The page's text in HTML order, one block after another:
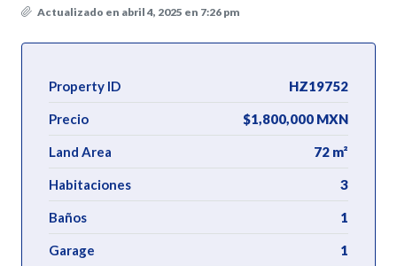
Actualizado en abril 4, 2025 en 7:26 pm
Property ID HZ19752
Precio $1,800,000 MXN
Land Area 72 m²
Habitaciones 3
Baños 1
Garage 1